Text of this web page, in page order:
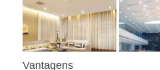
Vantagens